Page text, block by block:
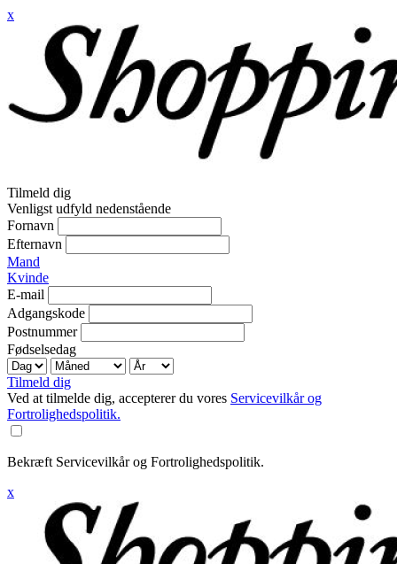
x
Tilmeld dig
Venligst udfyld nedenstående
Fornavn
Efternavn
Mand
Kvinde
E-mail
Adgangskode
Postnummer
Fødselsedag
Tilmeld dig
Ved at tilmelde dig, accepterer du vores Servicevilkår og
Fortrolighedspolitik.
Bekræft Servicevilkår og Fortrolighedspolitik.
x